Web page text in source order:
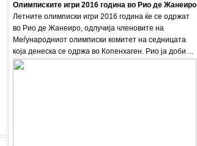
Олимписките игри 2016 година во Рио де Жанеиро
Летните олимписки игри 2016 година ќе се одржат
во Рио де Жанеиро, одлучија членовите на
Меѓународниот олимписки комитет на седницата
која денеска се одржа во Копенхаген. Рио ја доби ...